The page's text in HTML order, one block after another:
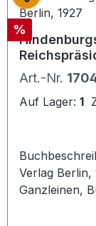
Rabatt
%
Berlin, 1927
Art.-Nr.
Auf Lager: 1
Verlag Berlin,
Ganzleinen,